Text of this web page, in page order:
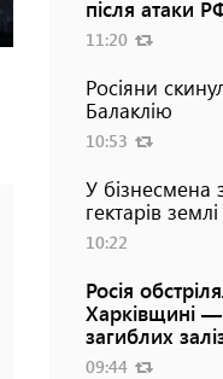
після атаки
11:20
Росіяни
Балаклію
10:53
У бізнесмена
гектарів
10:22
Росія
Харківщині
загиблих
09:44